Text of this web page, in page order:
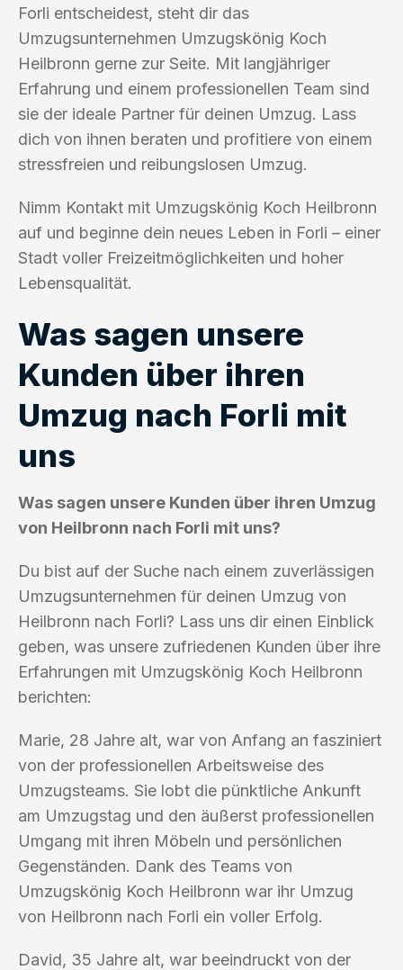
Forli entscheidest, steht dir das
Umzugsunternehmen Umzugskönig Koch
Heilbronn gerne zur Seite. Mit langjähriger
Erfahrung und einem professionellen Team sind
sie der ideale Partner für deinen Umzug. Lass
dich von ihnen beraten und profitiere von einem
stressfreien und reibungslosen Umzug.
Nimm Kontakt mit Umzugskönig Koch Heilbronn
auf und beginne dein neues Leben in Forli – einer
Stadt voller Freizeitmöglichkeiten und hoher
Lebensqualität.
Was sagen unsere
Kunden über ihren
Umzug nach Forli mit
uns
Was sagen unsere Kunden über ihren Umzug
von Heilbronn nach Forli mit uns?
Du bist auf der Suche nach einem zuverlässigen
Umzugsunternehmen für deinen Umzug von
Heilbronn nach Forli? Lass uns dir einen Einblick
geben, was unsere zufriedenen Kunden über ihre
Erfahrungen mit Umzugskönig Koch Heilbronn
berichten:
Marie, 28 Jahre alt, war von Anfang an fasziniert
von der professionellen Arbeitsweise des
Umzugsteams. Sie lobt die pünktliche Ankunft
am Umzugstag und den äußerst professionellen
Umgang mit ihren Möbeln und persönlichen
Gegenständen. Dank des Teams von
Umzugskönig Koch Heilbronn war ihr Umzug
von Heilbronn nach Forli ein voller Erfolg.
David, 35 Jahre alt, war beeindruckt von der